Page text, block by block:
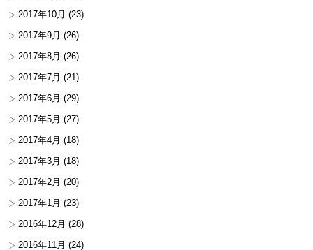
2017年10月 (23)
2017年9月 (26)
2017年8月 (26)
2017年7月 (21)
2017年6月 (29)
2017年5月 (27)
2017年4月 (18)
2017年3月 (18)
2017年2月 (20)
2017年1月 (23)
2016年12月 (28)
2016年11月 (24)